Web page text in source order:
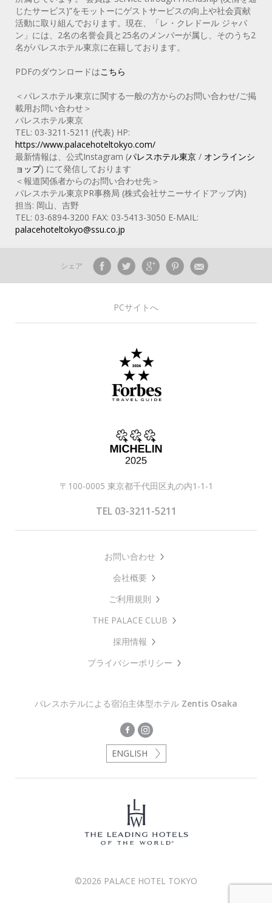
じたサービス)”をモットーにゲストサービスの向上や社会貢献
活動に取り組んでおります。現在、「レ・クレドール ジャパ
ン」には、2名の名誉会員と25名のメンバーが属し、そのうち2
名がパレスホテル東京に在籍しております。
PDFのダウンロードはこちら
＜パレスホテル東京に関する一般の方からのお問い合わせ/ご掲
載用お問い合わせ＞
パレスホテル東京
TEL: 03-3211-5211 (代表) HP:
https://www.palacehoteltokyo.com/
最新情報は、公式Instagram (パレスホテル東京 / オンラインシ
ョップ) にて発信しております
＜報道関係者からのお問い合わせ先＞
パレスホテル東京PR事務局 (株式会社サニーサイドアップ内)
担当: 岡山、吉野
TEL: 03-6894-3200 FAX: 03-5413-3050 E-MAIL:
palacehoteltokyo@ssu.co.jp
シェア
PCサイトへ
〒100-0005 東京都千代田区丸の内1-1-1
TEL 03-3211-5211
お問い合わせ
会社概要
ご利用規則
THE PALACE CLUB
採用情報
プライバシーポリシー
パレスホテルによる宿泊主体型ホテル Zentis Osaka
ENGLISH
©2026 PALACE HOTEL TOKYO